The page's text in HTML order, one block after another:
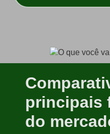
principais
do